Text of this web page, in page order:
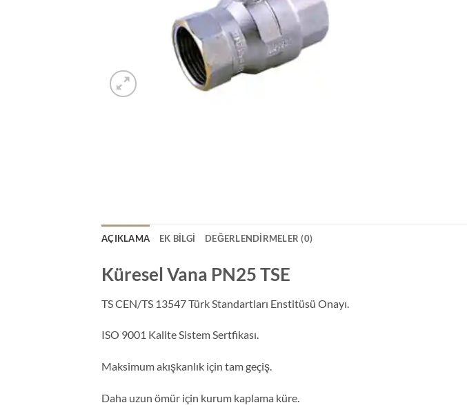
AÇIKLAMA EK BILGI DEĞERLENDIRMELER (0)
Küresel Vana PN25 TSE
TS CEN/TS 13547 Türk Standartları Enstitüsü Onayı.
ISO 9001 Kalite Sistem Sertfikası.
Maksimum akışkanlık için tam geçiş.
Daha uzun ömür için kurum kaplama küre.